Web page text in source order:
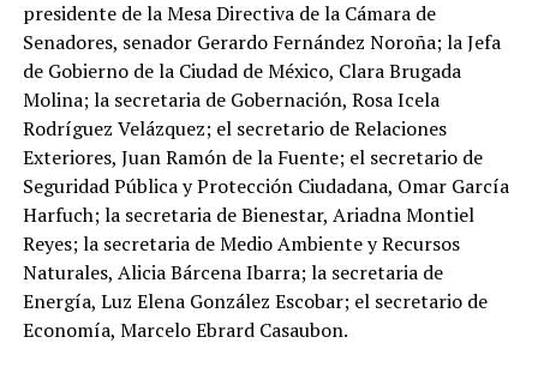
presidente de la Mesa Directiva de la Cámara de
Senadores, senador Gerardo Fernández Noroña; la Jefa
de Gobierno de la Ciudad de México, Clara Brugada
Molina; la secretaria de Gobernación, Rosa Icela
Rodríguez Velázquez; el secretario de Relaciones
Exteriores, Juan Ramón de la Fuente; el secretario de
Seguridad Pública y Protección Ciudadana, Omar García
Harfuch; la secretaria de Bienestar, Ariadna Montiel
Reyes; la secretaria de Medio Ambiente y Recursos
Naturales, Alicia Bárcena Ibarra; la secretaria de
Energía, Luz Elena González Escobar; el secretario de
Economía, Marcelo Ebrard Casaubon.